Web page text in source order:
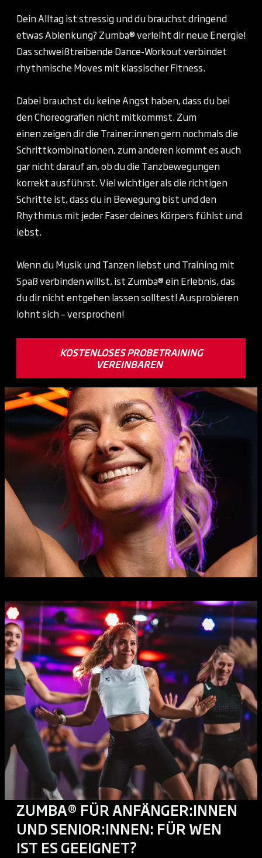
Dein Alltag ist stressig und du brauchst dringend
etwas Ablenkung? Zumba® verleiht dir neue Energie!
Das schweißtreibende Dance-Workout verbindet
rhythmische Moves mit klassischer Fitness.
Dabei brauchst du keine Angst haben, dass du bei
den Choreografien nicht mitkommst. Zum
einen zeigen dir die Trainer:innen gern nochmals die
Schrittkombinationen, zum anderen kommt es auch
gar nicht darauf an, ob du die Tanzbewegungen
korrekt ausführst. Viel wichtiger als die richtigen
Schritte ist, dass du in Bewegung bist und den
Rhythmus mit jeder Faser deines Körpers fühlst und
lebst.
Wenn du Musik und Tanzen liebst und Training mit
Spaß verbinden willst, ist Zumba® ein Erlebnis, das
du dir nicht entgehen lassen solltest! Ausprobieren
lohnt sich – versprochen!
KOSTENLOSES PROBETRAINING
VEREINBAREN
ZUMBA® FÜR ANFÄNGER:INNEN
UND SENIOR:INNEN: FÜR WEN
IST ES GEEIGNET?